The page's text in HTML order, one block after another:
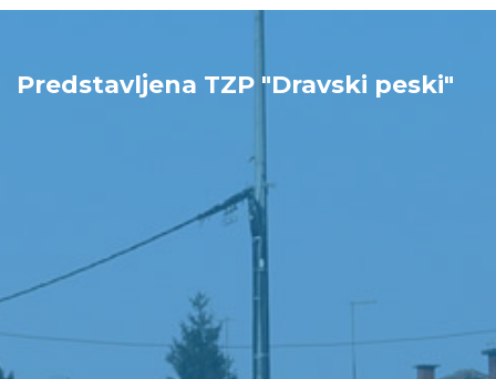
Predstavljena TZP "Dravski peski"